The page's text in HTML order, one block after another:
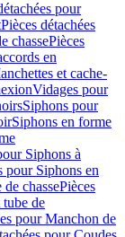
pour
Pièces détachées
chassePièces
en
et cache-
Vidages pour
Siphons pour
Siphons en forme
Siphons à
pour Siphons en
chassePièces
tube de
pour Manchon de